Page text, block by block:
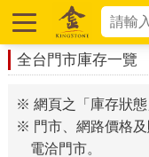
全台門市庫存一覽
※ 網頁之「庫存狀態
※ 門市、網路價格
電洽門市。